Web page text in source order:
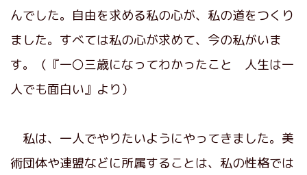
んでした。自由を求める私の心が、私の道をつくり
ました。すべては私の心が求めて、今の私がいま
す。（『一〇三歳になってわかったこと 人生は一
人でも面白い』より）
私は、一人でやりたいようにやってきました。美
術団体や連盟などに所属することは、私の性格では